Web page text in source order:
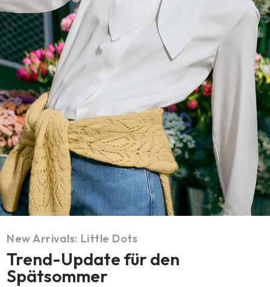
New Arrivals: Little Dots
Trend-Update für den
Spätsommer